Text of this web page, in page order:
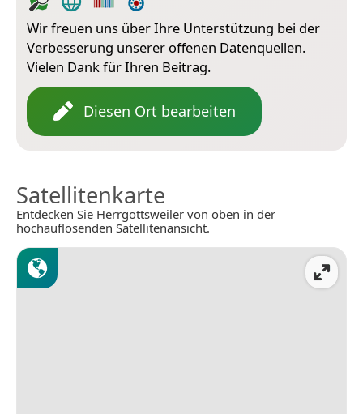
Wir freuen uns über Ihre Unterstützung bei der
Verbesserung unserer offenen Datenquellen.
Vielen Dank für Ihren Beitrag.
Diesen Ort bearbeiten
Satellitenkarte
Entdecken Sie Herrgottsweiler von oben in der
hochauflösenden Satellitenansicht.